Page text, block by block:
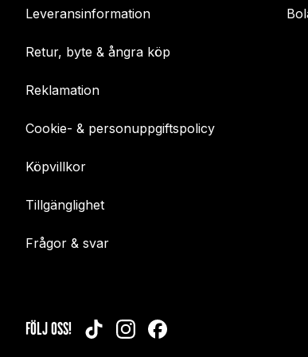
Leveransinformation
Retur, byte & ångra köp
Reklamation
Cookie- & personuppgiftspolicy
Köpvillkor
Tillgänglighet
Frågor & svar
FÖLJ OSS! TIKTOKINSTAGRAMFACEBOOK